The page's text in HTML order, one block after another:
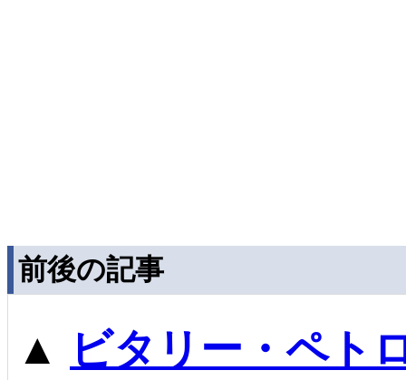
前後の記事
▲ ビタリー・ペト